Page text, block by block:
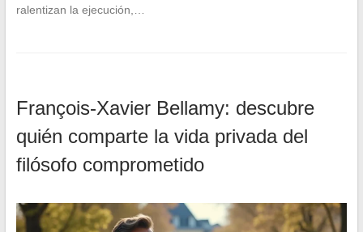
ralentizan la ejecución,…
François-Xavier Bellamy: descubre
quién comparte la vida privada del
filósofo comprometido